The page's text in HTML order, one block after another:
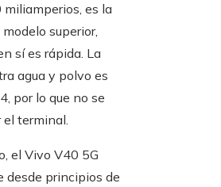
es la
superior,
sí es rápida. La
agua y polvo es
por lo que no se
el terminal.
el Vivo V40 5G
desde principios de